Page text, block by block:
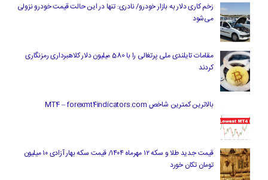
زخم کاری دلار به بازار خودرو/ نادری: تنها در این حالت قیمت خودرو نزولی
می‌شود
مقامات تایلندی ملی پرتغالی را با 580 میلیون دلار کلاهبرداری رمزنگاری
کردند
بالاترین کمترین شاخص MT4 – forexmt4indicators.com
قیمت جدید طلا و سکه ۱۲ مهرماه ۱۴۰۴/ قیمت سکه بهار آزادی ۱۰ میلیون
تومان تکان خورد